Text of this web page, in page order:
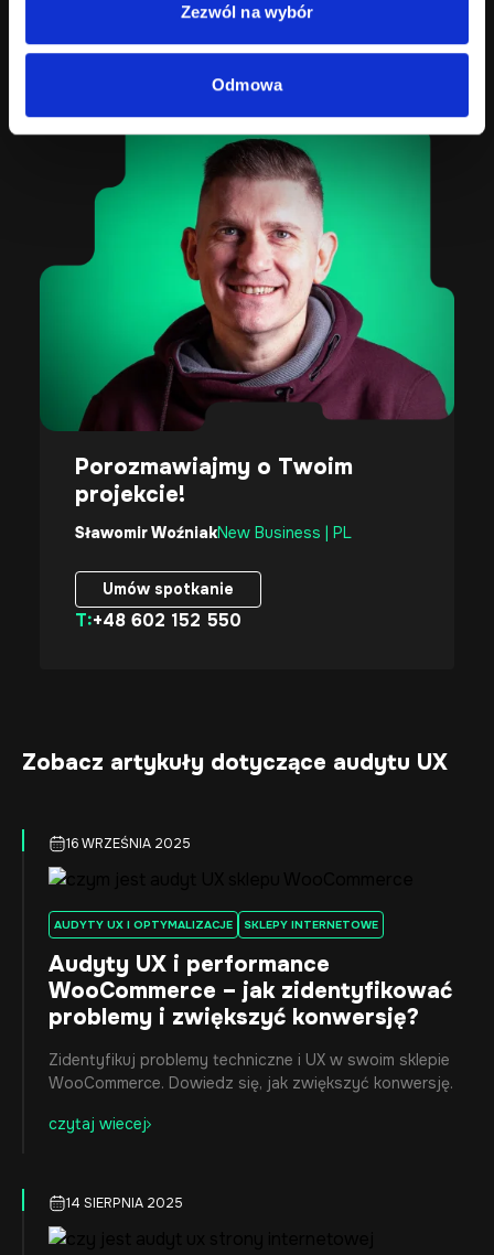
Zezwól na wybór
Odmowa
Porozmawiajmy o Twoim
projekcie!
Sławomir WoźniakNew Business | PL
Umów spotkanie
Umów spotkanie
T:+48 602 152 550
Zobacz artykuły dotyczące audytu UX
16 WRZEŚNIA 2025
AUDYTY UX I OPTYMALIZACJE SKLEPY INTERNETOWE
Audyty UX i performance
WooCommerce – jak zidentyfikować
problemy i zwiększyć konwersję?
Zidentyfikuj problemy techniczne i UX w swoim sklepie
WooCommerce. Dowiedz się, jak zwiększyć konwersję.
czytaj wiecej
14 SIERPNIA 2025